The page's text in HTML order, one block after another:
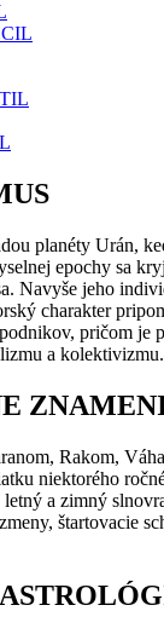
planéty Urán,
epochy sa
Navyše jeho
charakter
pričom je
a kolektivizmu.
Rakom,
niektorého
a zimný
štartovacie